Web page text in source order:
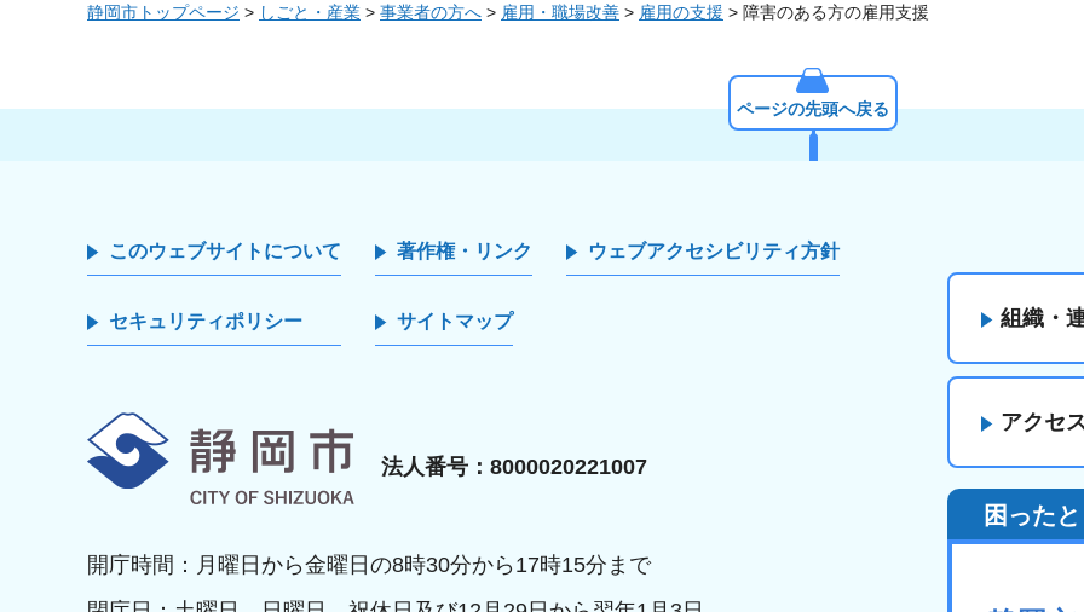
静岡市トップページ > しごと・産業 > 事業者の方へ > 雇用・職場改善 > 雇用の支援 > 障害のある方の雇用支援
ページの先頭へ戻る
このウェブサイトについて 著作権・リンク ウェブアクセシビリティ方針
セキュリティポリシー サイトマップ
法人番号：8000020221007
開庁時間：月曜日から金曜日の8時30分から17時15分まで
組織・
アクセ
困った